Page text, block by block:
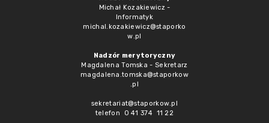
Michał Kozakiewicz -
Informatyk
michal.kozakiewicz@staporko
w.pl
Nadzór merytoryczny
Magdalena Tomska - Sekretarz
magdalena.tomska@staporkow
.pl
sekretariat@staporkow.pl
telefon 0 41 374 11 22